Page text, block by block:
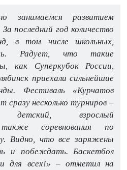
занимаемся развитием
последний год количество
в том числе школьных,
Радует, что такие
как Суперкубок России,
приехали сильнейшие
Фестиваль «Курчатов
сразу несколько турниров –
детский, взрослый
соревнования по
Видно, что все заряжены
и побеждать. Баскетбол
для всех!» – отметил на